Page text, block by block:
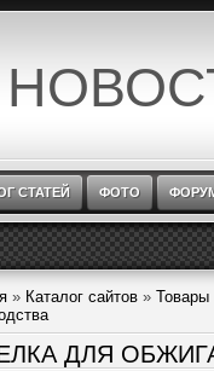
СТАТЕЙ ФОТО
» Каталог сайтов » Товары
ДЛЯ